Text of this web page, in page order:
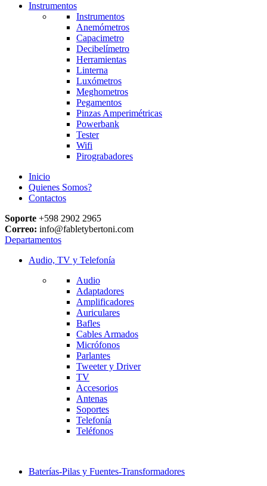
Instrumentos
Instrumentos
Anemómetros
Capacimetro
Decibelímetro
Herramientas
Linterna
Luxómetros
Meghometros
Pegamentos
Pinzas Amperimétricas
Powerbank
Tester
Wifi
Pirograbadores
Inicio
Quienes Somos?
Contactos
Soporte +598 2902 2965
Correo: info@fabletybertoni.com
Departamentos
Audio, TV y Telefonía
Audio
Adaptadores
Amplificadores
Auriculares
Bafles
Cables Armados
Micrófonos
Parlantes
Tweeter y Driver
TV
Accesorios
Antenas
Soportes
Telefonía
Teléfonos
Baterías-Pilas y Fuentes-Transformadores